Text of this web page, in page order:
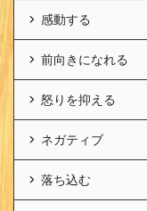
感動する
前向きになれる
怒りを抑える
ネガティブ
落ち込む